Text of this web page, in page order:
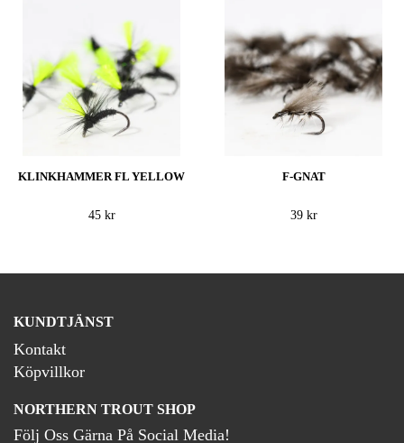
KLINKHAMMER FL YELLOW
45 kr
F-GNAT
39 kr
KUNDTJÄNST
Kontakt
Köpvillkor
NORTHERN TROUT SHOP
Följ Oss Gärna På Social Media!